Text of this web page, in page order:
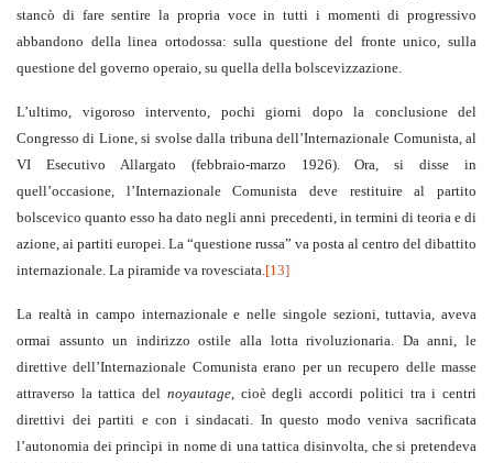
stancò di fare sentire la propria voce in tutti i momenti di progressivo
abbandono della linea ortodossa: sulla questione del fronte unico, sulla
questione del governo operaio, su quella della bolscevizzazione.
L’ultimo, vigoroso intervento, pochi giorni dopo la conclusione del
Congresso di Lione, si svolse dalla tribuna dell’Internazionale Comunista, al
VI Esecutivo Allargato (febbraio-marzo 1926). Ora, si disse in
quell’occasione, l’Internazionale Comunista deve restituire al partito
bolscevico quanto esso ha dato negli anni precedenti, in termini di teoria e di
azione, ai partiti europei. La “questione russa” va posta al centro del dibattito
internazionale. La piramide va rovesciata.[13]
La realtà in campo internazionale e nelle singole sezioni, tuttavia, aveva
ormai assunto un indirizzo ostile alla lotta rivoluzionaria. Da anni, le
direttive dell’Internazionale Comunista erano per un recupero delle masse
attraverso la tattica del noyautage, cioè degli accordi politici tra i centri
direttivi dei partiti e con i sindacati. In questo modo veniva sacrificata
l’autonomia dei princìpi in nome di una tattica disinvolta, che si pretendeva